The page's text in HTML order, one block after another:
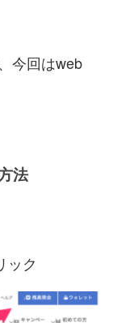
今回はweb
法
ック